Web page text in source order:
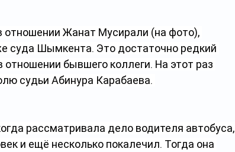
отношении Жанат Мусирали (на фото),
суда Шымкента. Это достаточно редкий
отношении бывшего коллеги. На этот раз
судьи Абинура Карабаева.
рассматривала дело водителя автобуса,
и ещё несколько покалечил. Тогда она